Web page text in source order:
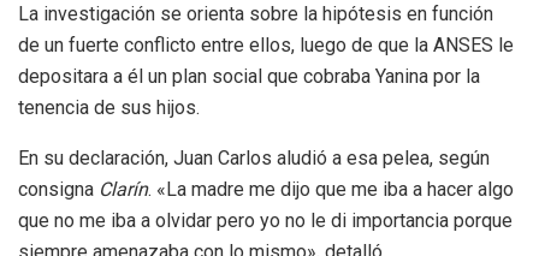
La investigación se orienta sobre la hipótesis en función
de un fuerte conflicto entre ellos, luego de que la ANSES le
depositara a él un plan social que cobraba Yanina por la
tenencia de sus hijos.
En su declaración, Juan Carlos aludió a esa pelea, según
consigna Clarín. «La madre me dijo que me iba a hacer algo
que no me iba a olvidar pero yo no le di importancia porque